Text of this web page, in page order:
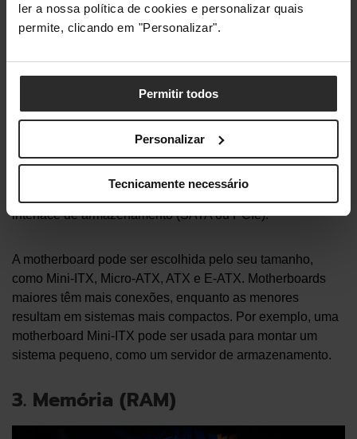
ler a nossa política de cookies e personalizar quais
permite, clicando em "Personalizar".
Permitir todos
Personalizar
Tecnicamente necessário
hardware, afonte de alimentação, aplaca gráfica
processador, etc… -, a motherboard
Por outras palavras, nem todos os componentes são
compatíveis com todas as motherboards.
motherboardestabelece a potência do
processador que o teuPCpode suportar, a tecnologia de
memória (DDR5, DDR4, DDR3, etc.), o formato do
interface de armazenamento (SATA ou PCIe).
A motherboard pode ser escolhida pelo seu tamanho,
como Mini-ITX, Micro-ATX, ATX e E-ATX. Motherboards
maiores têm mais conexões, enquanto as menores
resultam em sistemas mais compactos. Por exemplo, uma
motherboard Mini-ITX pode ser usada para montar um
sistema pequeno, como um servidor de armazenamento.
3. Memória (RAM)